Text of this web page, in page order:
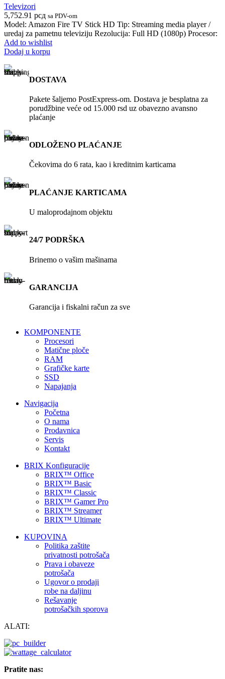
Televizori
5,752.91 рсд sa PDV-om
Model: Amazon Fire TV Stick HD Tip: Streaming media player /
uredaj za pametnu televiziju Rezolucija: Full HD (1080p) Procesor:
Add to wishlist
Dodaj u korpu
DOSTAVA
Pakete šaljemo PostExpress-om. Dostava je besplatna za
porudžbine veće od 15.000 rsd uz obavezno avansno
plaćanje
ODLOŽENO PLAĆANJE
Čekovima do 6 rata, kao i kreditnim karticama
PLAĆANJE KARTICAMA
U maloprodajnom objektu
24/7 PODRŠKA
Brinemo o vašim mašinama
GARANCIJA
Garancija i fiskalni račun za sve
KOMPONENTE
Procesori
Matične ploče
RAM
Grafičke karte
SSD
Napajanja
Navigacija
Početna
O nama
Prodavnica
Servis
Kontakt
BRIX Konfiguracije
BRIX™ Office
BRIX™ Basic
BRIX™ Classic
BRIX™ Gamer Pro
BRIX™ Streamer
BRIX™ Ultimate
KUPOVINA
Politika zaštite
privatnosti potrošača
Prava i obaveze
potrošača
Ugovor o prodaji
robe na daljinu
Rešavanje
potrošačkih sporova
ALATI:
Pratite nas: